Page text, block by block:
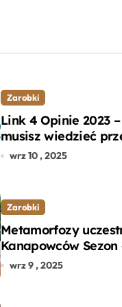
Zarobki
Link 4 Opinie 2023 –
musisz wiedzieć
wyborem
wrz 10 , 2025
Zarobki
Metamorfozy
Kanapowców Sezon
naprawdę zaskoczyło
wrz 9 , 2025